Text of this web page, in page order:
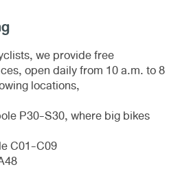
we provide free
open daily from 10 a.m. to 8
locations,
P30-S30, where big bikes
C01-C09